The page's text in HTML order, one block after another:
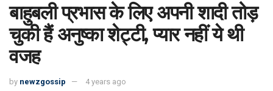
बाहुबली प्रभास के लिए अपनी शादी तोड़
चुकी हैं अनुष्का शेट्टी, प्यार नहीं ये थी
वजह
by newzgossip 4 years ago